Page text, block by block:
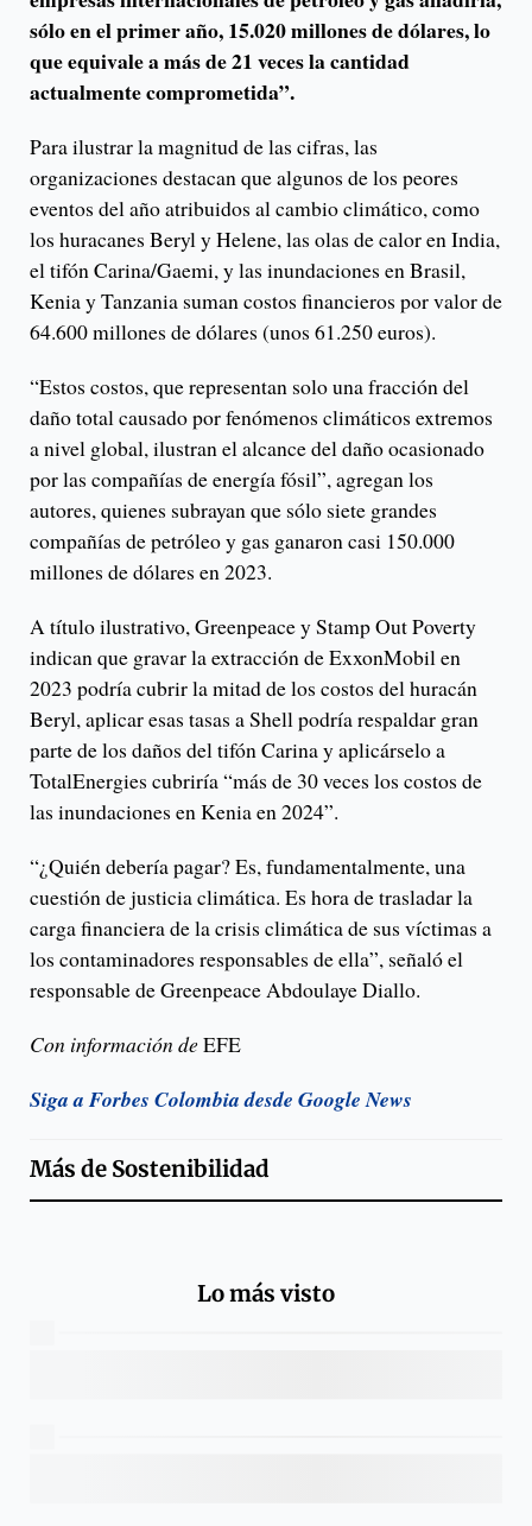
sólo en el primer año, 15.020 millones de dólares, lo
que equivale a más de 21 veces la cantidad
actualmente comprometida”.
Para ilustrar la magnitud de las cifras, las
organizaciones destacan que algunos de los peores
eventos del año atribuidos al cambio climático, como
los huracanes Beryl y Helene, las olas de calor en India,
el tifón Carina/Gaemi, y las inundaciones en Brasil,
Kenia y Tanzania suman costos financieros por valor de
64.600 millones de dólares (unos 61.250 euros).
“Estos costos, que representan solo una fracción del
daño total causado por fenómenos climáticos extremos
a nivel global, ilustran el alcance del daño ocasionado
por las compañías de energía fósil”, agregan los
autores, quienes subrayan que sólo siete grandes
compañías de petróleo y gas ganaron casi 150.000
millones de dólares en 2023.
A título ilustrativo, Greenpeace y Stamp Out Poverty
indican que gravar la extracción de ExxonMobil en
2023 podría cubrir la mitad de los costos del huracán
Beryl, aplicar esas tasas a Shell podría respaldar gran
parte de los daños del tifón Carina y aplicárselo a
TotalEnergies cubriría “más de 30 veces los costos de
las inundaciones en Kenia en 2024”.
“¿Quién debería pagar? Es, fundamentalmente, una
cuestión de justicia climática. Es hora de trasladar la
carga financiera de la crisis climática de sus víctimas a
los contaminadores responsables de ella”, señaló el
responsable de Greenpeace Abdoulaye Diallo.
Con información deEFE
Siga a Forbes Colombia desde Google News
Más de Sostenibilidad
Lo más visto